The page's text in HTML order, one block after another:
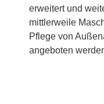
erweitert und
mittlerweile
Pflege von
angeboten